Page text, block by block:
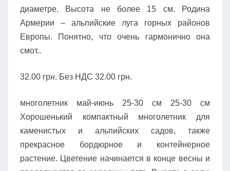
диаметре. Высота не более 15 см. Родина
Армерии – альпийские луга горных районов
Европы. Понятно, что очень гармонично она
смот..
32.00 грн. Без НДС 32.00 грн.
многолетник май-июнь 25-30 см 25-30 см
Хорошенький компактный многолетник для
каменистых и альпийских садов, также
прекрасное бордюрное и контейнерное
растение. Цветение начинается в конце весны и